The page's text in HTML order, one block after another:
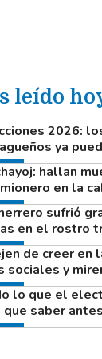
leído
2026:
ya
dónde
hallan
en la
vehículo a la
ruralsufrió
en el rostro
el disco de
de creer en
sociales y
de sus
mensaje de una
por primera
lo que el
saber
este domingo